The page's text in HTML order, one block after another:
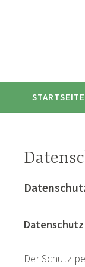
STARTSEITE
Der Schutz